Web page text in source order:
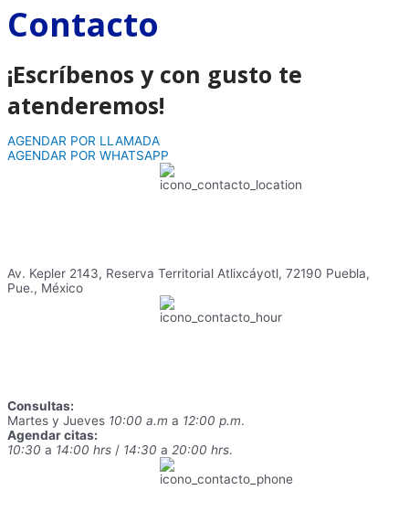
Contacto
¡Escríbenos y con gusto te
atenderemos!
AGENDAR POR LLAMADA
AGENDAR POR WHATSAPP
Av. Kepler 2143, Reserva Territorial Atlixcáyotl, 72190 Puebla,
Pue., México
Consultas:
Martes y Jueves 10:00 a.m a 12:00 p.m.
Agendar citas:
10:30 a 14:00 hrs / 14:30 a 20:00 hrs.